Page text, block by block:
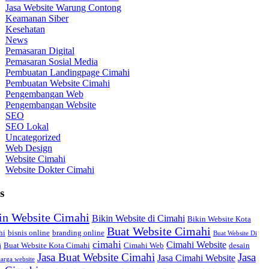
Jasa Website Warung Contong
Keamanan Siber
Kesehatan
News
Pemasaran Digital
Pemasaran Sosial Media
Pembuatan Landingpage Cimahi
Pembuatan Website Cimahi
Pengembangan Web
Pengembangan Website
SEO
SEO Lokal
Uncategorized
Web Design
Website Cimahi
Website Dokter Cimahi
Website Cimahi Bikin Website di Cimahi Bikin Website Kota
bisnis online branding online Buat Website Cimahi Buat Website Di
Buat Website Kota Cimahi cimahi Cimahi Web Cimahi Website desain
website Jasa Buat Website Cimahi Jasa Cimahi Website Jasa